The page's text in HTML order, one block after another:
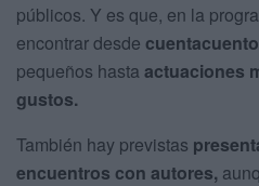
públicos. Y es que, en la
encontrar desde
pequeños hasta actuaciones
gustos.
También hay previstas
encuentros con autores,